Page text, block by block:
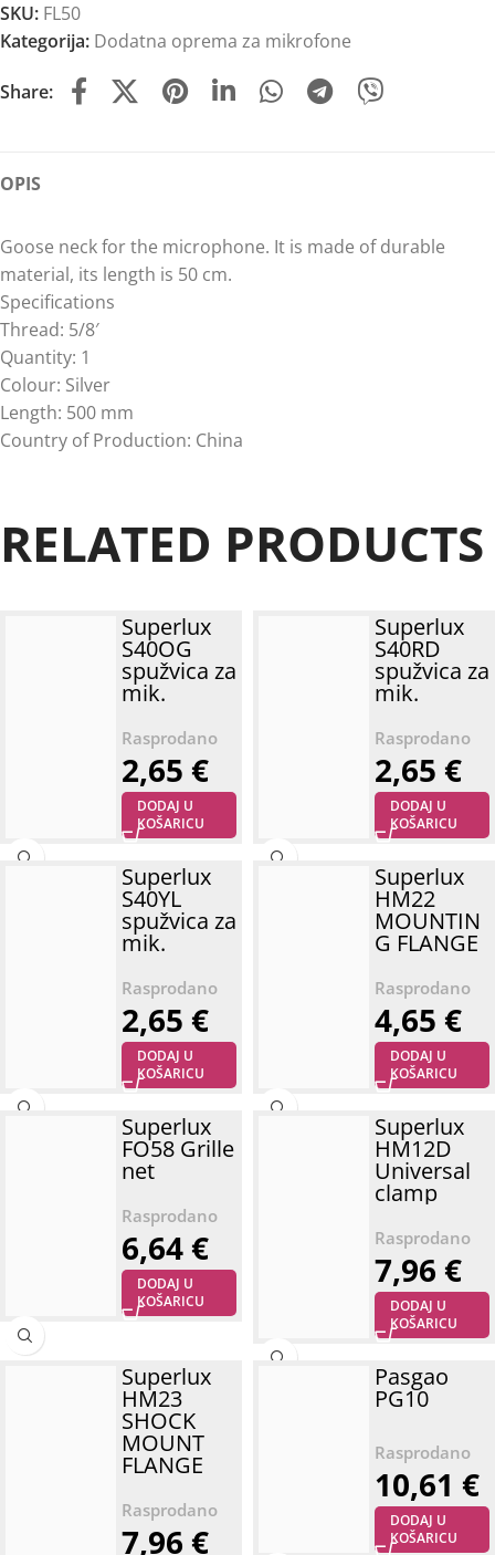
SKU: FL50
Kategorija: Dodatna oprema za mikrofone
Share:
OPIS
Goose neck for the microphone. It is made of durable
material, its length is 50 cm.
Specifications
Thread: 5/8′
Quantity: 1
Colour: Silver
Length: 500 mm
Country of Production: China
RELATED PRODUCTS
Superlux
S40OG
spužvica za
mik.
2,65 €
DODAJ U
KOŠARICU
Superlux
S40RD
spužvica za
mik.
2,65 €
DODAJ U
KOŠARICU
Superlux
S40YL
spužvica za
mik.
2,65 €
DODAJ U
KOŠARICU
Superlux
HM22
MOUNTIN
G FLANGE
4,65 €
DODAJ U
KOŠARICU
Superlux
FO58 Grille
net
6,64 €
DODAJ U
KOŠARICU
Superlux
HM12D
Universal
clamp
7,96 €
DODAJ U
KOŠARICU
Superlux
HM23
SHOCK
MOUNT
FLANGE
7,96 €
Pasgao
PG10
10,61 €
DODAJ U
KOŠARICU